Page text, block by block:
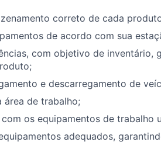
correto de cada
de acordo com sua
com objetivo de inventário,
e descarregamento de
área de trabalho;
os equipamentos de trabalho
adequados,